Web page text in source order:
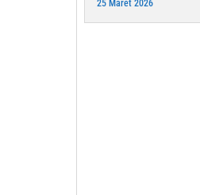
25 Maret 2026